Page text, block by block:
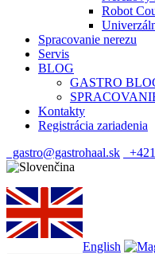
Robot
Spracovanie nerezu
Servis
BLOG
GASTRO
Kontakty
Registrácia zariadenia
gastro@gastrohaal.sk
English